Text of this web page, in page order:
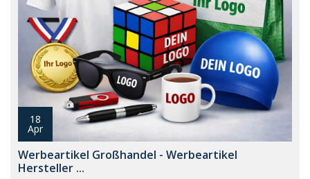
18
Apr
Werbeartikel Großhandel - Werbeartikel
Hersteller ...